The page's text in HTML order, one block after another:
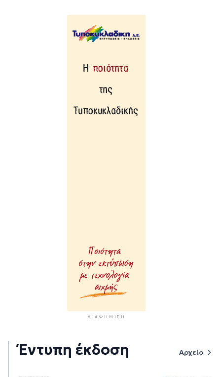
ΔΙΑΦΉΜΙΣΗ
Έντυπη έκδοση Αρχείο